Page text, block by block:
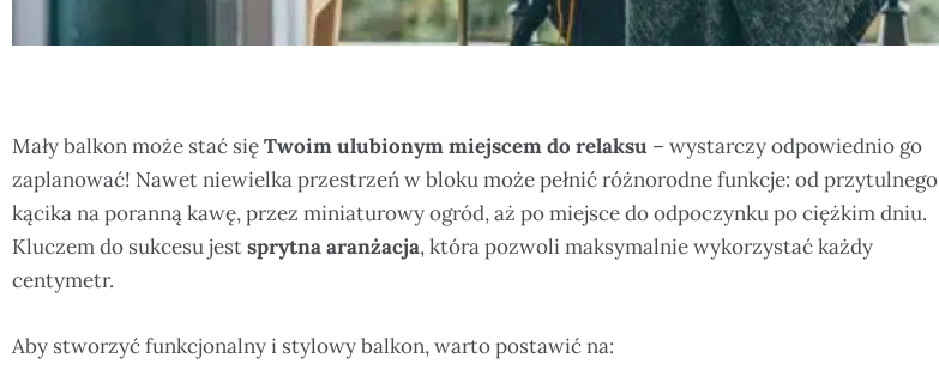
Mały balkon może stać sięTwoim ulubionym miejscem do relaksu – wystarczy odpowiednio go
zaplanować! Nawet niewielka przestrzeń w bloku może pełnić różnorodne funkcje: od przytulnego
kącika na poranną kawę, przez miniaturowy ogród, aż po miejsce do odpoczynku po ciężkim dniu.
Kluczem do sukcesu jestsprytna aranżacja, która pozwoli maksymalnie wykorzystać każdy
centymetr.
Aby stworzyć funkcjonalny i stylowy balkon, warto postawić na: